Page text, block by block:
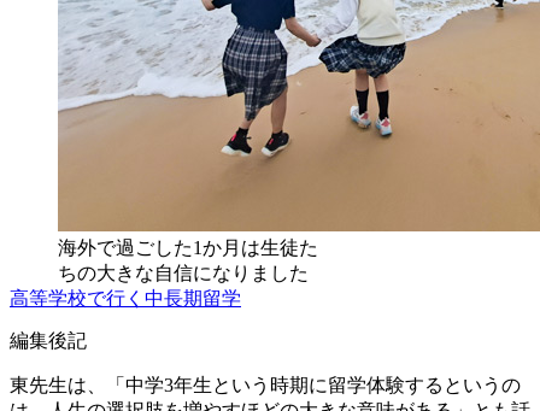
海外で過ごした1か月は生徒た
ちの大きな自信になりました
高等学校で行く中長期留学
編集後記
東先生は、「中学3年生という時期に留学体験するというの